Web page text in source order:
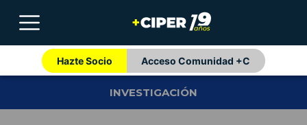
Hazte Socio Acceso Comunidad +C
INVESTIGACIÓN